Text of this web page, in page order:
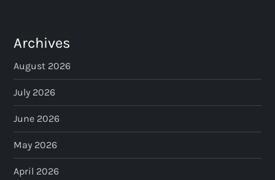
Archives
August 2026
July 2026
June 2026
May 2026
April 2026